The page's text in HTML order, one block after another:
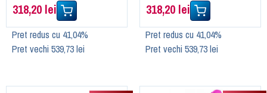
318,20 lei
Pret redus cu 41,04%
Pret vechi 539,73 lei
318,20 lei
Pret redus cu 41,04%
Pret vechi 539,73 lei